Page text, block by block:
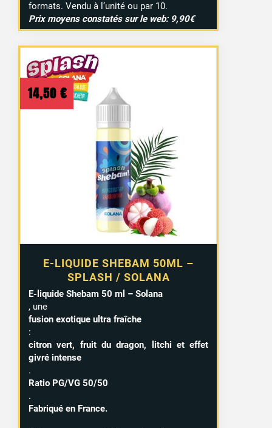
formats. Vendu à l’unité ou par 10.
Prix moyens constatés sur le web: 9,90€
E-LIQUIDE SHEBAM 50ML –
SPLASH / SOLANA
14,50 €
E-liquide Shebam 50 ml – Solana
, une
fusion exotique ultra fraîche
:
citron vert, fruit du dragon, litchi et effet
givré intense
.
Ratio PG/VG 50/50
.
Fabriqué en France.